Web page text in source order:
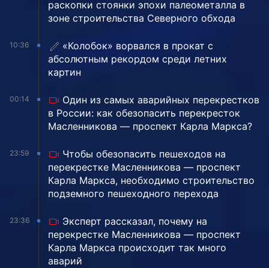
раскопки стоянки эпохи палеометалла в
зоне строительства Северного обхода
10:36
«Колобок» ворвался в прокат с
абсолютным рекордом среди летних
картин
00:14
Один из самых аварийных перекрестков
в России: как обезопасить перекресток
Масленникова — проспект Карла Маркса?
23:59
Чтобы обезопасить пешеходов на
перекрестке Масленникова — проспект
Карла Маркса, необходимо строительство
подземного пешеходного перехода
23:36
Эксперт рассказал, почему на
перекрестке Масленникова — проспект
Карла Маркса происходит так много
аварий